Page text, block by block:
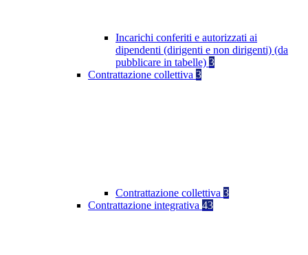
Incarichi conferiti e autorizzati ai
dipendenti (dirigenti e non dirigenti) (da
pubblicare in tabelle) 3
Contrattazione collettiva 3
Contrattazione collettiva 3
Contrattazione integrativa 43